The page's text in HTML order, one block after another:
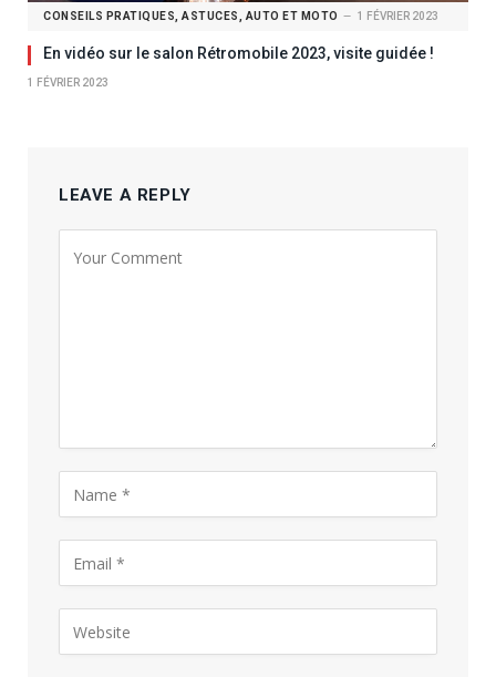
CONSEILS PRATIQUES, ASTUCES, AUTO ET MOTO 1 FÉVRIER 2023
En vidéo sur le salon Rétromobile 2023, visite guidée !
1 FÉVRIER 2023
LEAVE A REPLY